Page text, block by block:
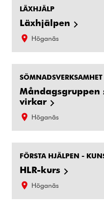
LÄXHJÄLP
Läxhjälpen
Höganäs
SÖMNADSVERKSAMHET
Måndagsgruppen
virkar
Höganäs
FÖRSTA HJÄLPEN -
HLR-kurs
Höganäs